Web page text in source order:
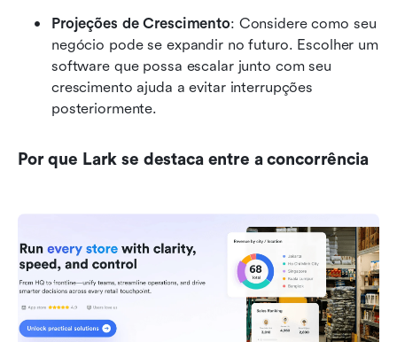
Projeções de Crescimento: Considere como seu
negócio pode se expandir no futuro. Escolher um
software que possa escalar junto com seu
crescimento ajuda a evitar interrupções
posteriormente.
Por que Lark se destaca entre a concorrência